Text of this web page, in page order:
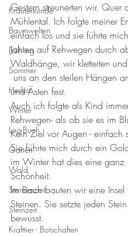
Kräuterkunde
Baumwelten
Frühling
Sommer
Herbst
Winter
Log-Buch
Garten
Wald
Sternenzeit
Steinzeit
Krafttier - Botschaften
Gestern streunerten wir. Quer
Mühlental. Ich folgte meiner
einfach los und sie führte
Jahren auf Rehwegen durch
Waldhänge, wir kletterten
uns an den steilen Hängen
und Ästen fest.
Auch ich folgte als Kind
Rehwegen- als ob sie es im
Kein Ziel vor Augen - einfach
Sie führte mich durch ein
im Winter hat dies eine ganz
Schönheit.
Im Bach bauten wir eine Insel
Steinen. Sie setzte jeden
bewusst.